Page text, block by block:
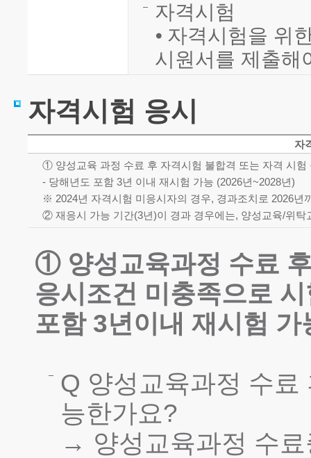
자격시험
⦁ 자격시험을 위
시원서를 제출해
자격시험 응시
자
① 양성교육 과정 수료 후 자격시험 불합격 또는 자격 시
- 당해년도 포함 3년 이내 재시험 가능 (2026년~2028년)
※ 2024년 자격시험 미응시자의 경우, 경과조치로 2026년
② 재응시 가능 기간(3년)이 경과 경우에는, 양성교육/위
① 양성교육과정 수료
응시조건 미충족으로
포함 3년이내 재시험 가
Q 양성교육과정 수료
능한가요?
→ 양성교육과정 수